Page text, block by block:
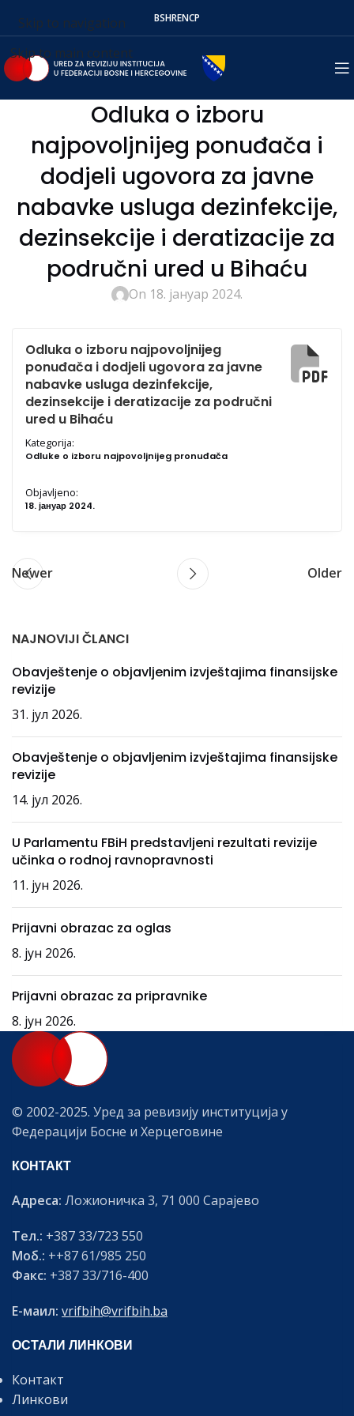
Skip to navigation
Skip to main content
BSHRENСР
Odluka o izboru
najpovoljnijeg ponuđača i
dodjeli ugovora za javne
nabavke usluga dezinfekcije,
dezinsekcije i deratizacije za
područni ured u Bihaću
On 18. јануар 2024.
Odluka o izboru najpovoljnijeg
ponuđača i dodjeli ugovora za javne
nabavke usluga dezinfekcije,
dezinsekcije i deratizacije za područni
ured u Bihaću
Kategorija:
Odluke o izboru najpovoljnijeg pronuđača
Objavljeno:
18. јануар 2024.
Newer Older
NAJNOVIJI ČLANCI
Obavještenje o objavljenim izvještajima finansijske
revizije
31. јул 2026.
Obavještenje o objavljenim izvještajima finansijske
revizije
14. јул 2026.
U Parlamentu FBiH predstavljeni rezultati revizije
učinka o rodnoj ravnopravnosti
11. јун 2026.
Prijavni obrazac za oglas
8. јун 2026.
Prijavni obrazac za pripravnike
8. јун 2026.
© 2002-2025. Уред за ревизију институција у
Федерацији Босне и Херцеговине
КОНТАКТ
Адреса: Ложионичка 3, 71 000 Сарајево
Тел.: +387 33/723 550
Моб.: ++87 61/985 250
Факс: +387 33/716-400
Е-маил: vrifbih@vrifbih.ba
ОСТАЛИ ЛИНКОВИ
Контакт
Линкови